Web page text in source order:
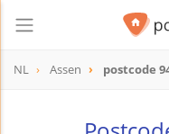
NL Assen postcode